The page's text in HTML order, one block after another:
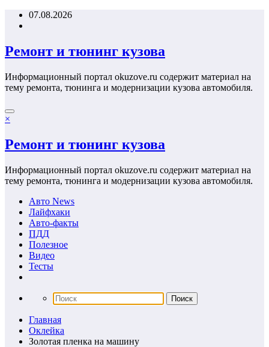
Перейти07.08.2026
Ремонт и тюнинг кузова
Информационный портал okuzove.ru содержит материал на
тему ремонта, тюнинга и модернизации кузова автомобиля.
×
Ремонт и тюнинг кузова
Информационный портал okuzove.ru содержит материал на
тему ремонта, тюнинга и модернизации кузова автомобиля.
Авто News
Лайфхаки
Авто-факты
ПДД
Полезное
Видео
Тесты
Главная
Оклейка
Золотая пленка на машину